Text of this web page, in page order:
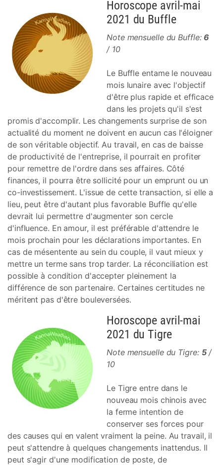
Horoscope avril-mai
2021 du Buffle
Note mensuelle du Buffle: 6
/ 10
Le Buffle entame le nouveau
mois lunaire avec l'objectif
d'être plus rapide et efficace
dans les projets qu'il s'est
promis d'accomplir. Les changements surprise de son
actualité du moment ne doivent en aucun cas l'éloigner
de son véritable objectif. Au travail, en cas de baisse
de productivité de l'entreprise, il pourrait en profiter
pour remettre de l'ordre dans ses affaires. Côté
finances, il pourra être sollicité pour un emprunt ou un
co-investissement. L'issue de cette transaction, si elle a
lieu, peut être d'autant plus favorable Buffle qu'elle
devrait lui permettre d'augmenter son cercle
d'influence. En amour, il est préférable d'attendre le
mois prochain pour les déclarations importantes. En
cas de mésentente au sein du couple, il vaut mieux y
mettre un terme sans trop tarder. La réconciliation est
possible à condition d'accepter pleinement la
différence de son partenaire. Certaines certitudes ne
méritent pas d'être bouleversées.
Horoscope avril-mai
2021 du Tigre
Note mensuelle du Tigre: 5/
10
Le Tigre entre dans le
nouveau mois chinois avec
la ferme intention de
conserver ses forces pour
des causes qui en valent vraiment la peine. Au travail, il
peut s'attendre à quelques changements inattendus. Il
peut s'agir d'une modification de poste, de